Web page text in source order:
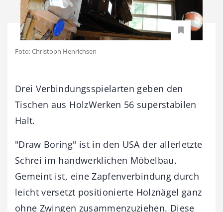
Foto: Christoph Henrichsen
Drei Verbindungsspielarten geben den
Tischen aus HolzWerken 56 superstabilen
Halt.
"Draw Boring" ist in den USA der allerletzte
Schrei im handwerklichen Möbelbau.
Gemeint ist, eine Zapfenverbindung durch
leicht versetzt positionierte Holznägel ganz
ohne Zwingen zusammenzuziehen. Diese